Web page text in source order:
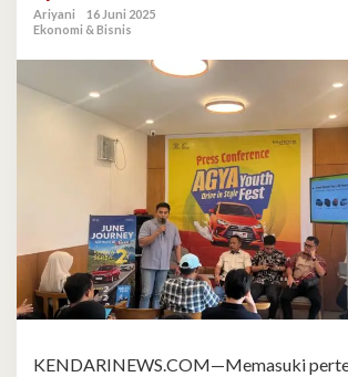
Penawaran
Terbaik
dan
Event
Sportainment
Ariyani
16 Juni 2025
Ekonomi & Bisnis
KENDARINEWS.COM—Memasuki